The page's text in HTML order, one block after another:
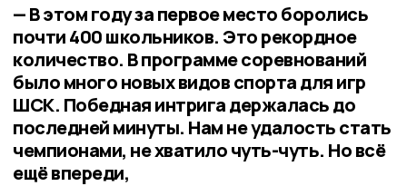
— В этом году за первое место боролись
почти 400 школьников. Это рекордное
количество. В программе соревнований
было много новых видов спорта для игр
ШСК. Победная интрига держалась до
последней минуты. Нам не удалость стать
чемпионами, не хватило чуть-чуть. Но всё
ещё впереди,